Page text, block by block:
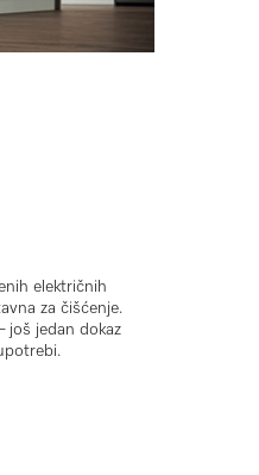
električnih
za čišćenje.
još jedan dokaz